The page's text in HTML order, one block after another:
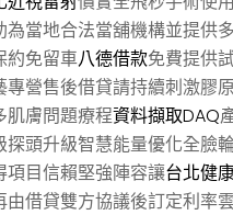
當地合法當舖機構並提供
約免留車八德借款免費提供
專營售後借貸請持續刺激膠
肌膚問題療程資料擷取DAQ
探頭升級智慧能量優化全臉
目信賴堅強陣容讓台北健
由借貸雙方協議後訂定利率